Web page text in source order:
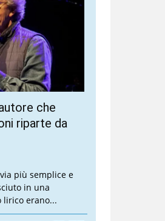
che
riparte da
più semplice e
in una
lirico erano...